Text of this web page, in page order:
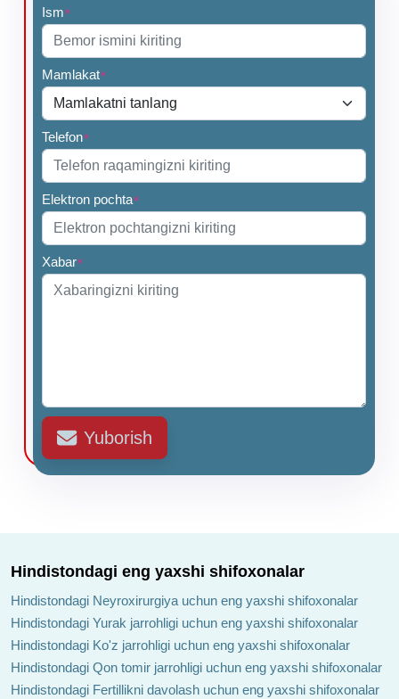
Ism*
Mamlakat*
Telefon*
Elektron pochta*
Xabar*
Yuborish
Hindistondagi eng yaxshi shifoxonalar
Hindistondagi Neyroxirurgiya uchun eng yaxshi shifoxonalar
Hindistondagi Yurak jarrohligi uchun eng yaxshi shifoxonalar
Hindistondagi Ko'z jarrohligi uchun eng yaxshi shifoxonalar
Hindistondagi Qon tomir jarrohligi uchun eng yaxshi shifoxonalar
Hindistondagi Fertillikni davolash uchun eng yaxshi shifoxonalar